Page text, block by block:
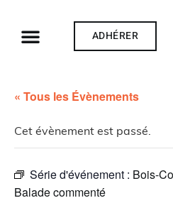
ADHÉRER
« Tous les Évènements
Cet évènement est passé.
Série d'événement : Bois-
Balade commenté